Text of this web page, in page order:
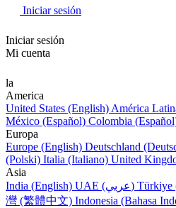
Iniciar sesión
Iniciar sesión
Mi cuenta
la
America
United States (English) América
México (Español) Colombia
Europa
Europe (English) Deutschland
(Polski) Italia (Italiano) United
Asia
India (English)
UAE (عربي) Türkiye
灣 (繁體中文) Indonesia (Bahasa